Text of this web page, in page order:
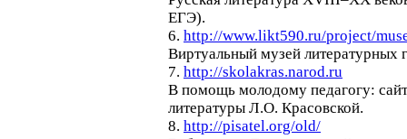
ЕГЭ).
6. http://www.likt590.ru/project/
Виртуальный музей литературных
7. http://skolakras.narod.ru
В помощь молодому педагогу:
литературы Л.О. Красовской.
8. http://pisatel.org/old/